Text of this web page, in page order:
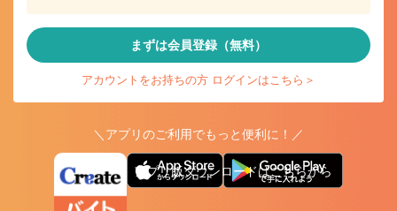
まずは会員登録（無料）
アカウントをお持ちの方 ログインはこちら＞
＼アプリのご利用でもっと便利に！／
アプリ版ダウンロードはこちらから